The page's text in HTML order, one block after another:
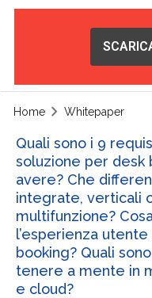
Home Whitepaper
Quali sono i 9
soluzione per desk
avere? Che
integrate, verticali
multifunzione?
l’esperienza
booking? Quali
tenere a mente in
e cloud?